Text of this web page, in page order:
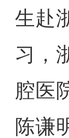
生赴
习，
腔医
陈谦